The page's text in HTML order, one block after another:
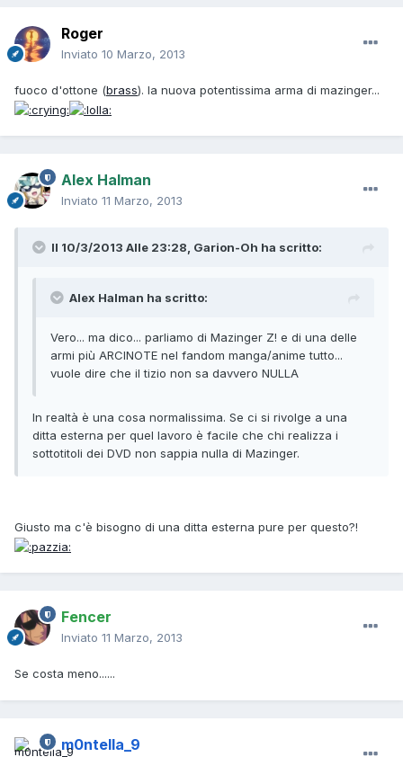
Roger
Inviato 10 Marzo, 2013
fuoco d'ottone (brass). la nuova potentissima arma di mazinger...
Alex Halman
Inviato 11 Marzo, 2013
Il 10/3/2013 Alle 23:28, Garion-Oh ha scritto:
Alex Halman ha scritto:
Vero... ma dico... parliamo di Mazinger Z! e di una delle
armi più ARCINOTE nel fandom manga/anime tutto...
vuole dire che il tizio non sa davvero NULLA
In realtà è una cosa normalissima. Se ci si rivolge a una
ditta esterna per quel lavoro è facile che chi realizza i
sottotitoli dei DVD non sappia nulla di Mazinger.
Giusto ma c'è bisogno di una ditta esterna pure per questo?!
Fencer
Inviato 11 Marzo, 2013
Se costa meno......
m0ntella_9